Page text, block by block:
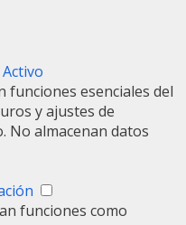
funciones esenciales del
y ajustes de
No almacenan datos
funciones como